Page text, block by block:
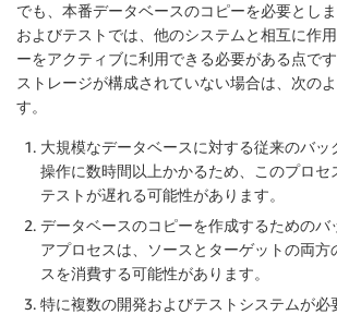
でも、本番データベースのコピーを必要とし
およびテストでは、他のシステムと相互に作
ーをアクティブに利用できる必要がある点で
ストレージが構成されていない場合は、次の
す。
大規模なデータベースに対する従来のバ
操作に数時間以上かかるため、このプロセ
テストが遅れる可能性があります。
データベースのコピーを作成するためのバ
アプロセスは、ソースとターゲットの両方
スを消費する可能性があります。
特に複数の開発およびテストシステムが必